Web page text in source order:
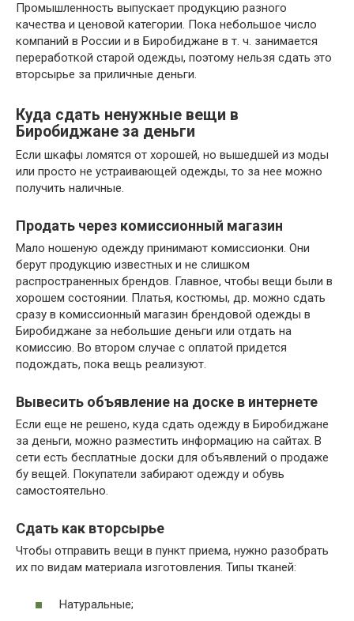
Промышленность выпускает продукцию разного
качества и ценовой категории. Пока небольшое число
компаний в России и в Биробиджане в т. ч. занимается
переработкой старой одежды, поэтому нельзя сдать это
вторсырье за приличные деньги.
Куда сдать ненужные вещи в
Биробиджане за деньги
Если шкафы ломятся от хорошей, но вышедшей из моды
или просто не устраивающей одежды, то за нее можно
получить наличные.
Продать через комиссионный магазин
Мало ношеную одежду принимают комиссионки. Они
берут продукцию известных и не слишком
распространенных брендов. Главное, чтобы вещи были в
хорошем состоянии. Платья, костюмы, др. можно сдать
сразу в комиссионный магазин брендовой одежды в
Биробиджане за небольшие деньги или отдать на
комиссию. Во втором случае с оплатой придется
подождать, пока вещь реализуют.
Вывесить объявление на доске в интернете
Если еще не решено, куда сдать одежду в Биробиджане
за деньги, можно разместить информацию на сайтах. В
сети есть бесплатные доски для объявлений о продаже
бу вещей. Покупатели забирают одежду и обувь
самостоятельно.
Сдать как вторсырье
Чтобы отправить вещи в пункт приема, нужно разобрать
их по видам материала изготовления. Типы тканей:
Натуральные;